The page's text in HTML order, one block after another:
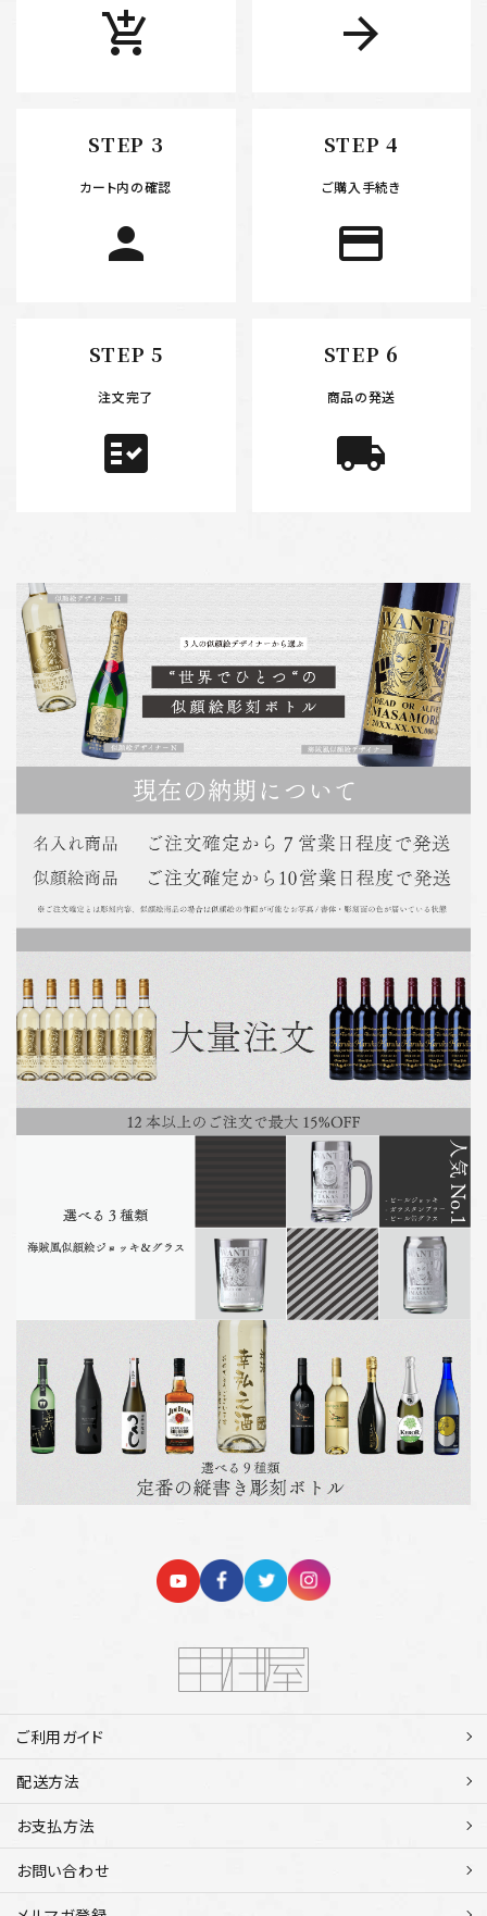
add_shopping_cart arrow_forward
STEP 3
カート内の確認
person
STEP 4
ご購入手続き
payment
STEP 5
注文完了
fact_check
STEP 6
商品の発送
local_shipping
ご利用ガイド
配送方法
お支払方法
お問い合わせ